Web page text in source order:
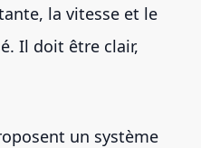
la vitesse et le
Il doit être clair,
un système